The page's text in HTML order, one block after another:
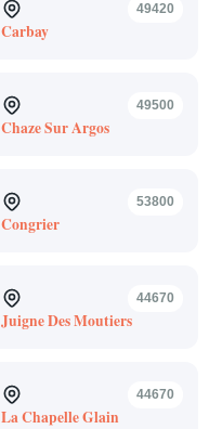
49420
Carbay
49500
Chaze Sur Argos
53800
Congrier
44670
Juigne Des Moutiers
44670
La Chapelle Glain